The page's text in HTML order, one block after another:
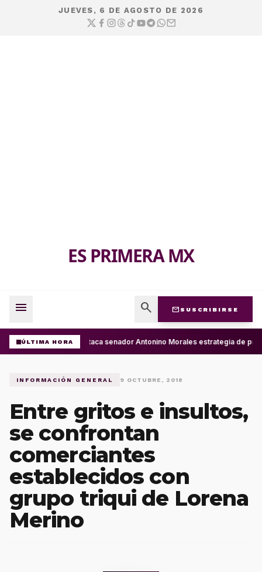
JUEVES, 6 DE AGOSTO DE 2026
ES PRIMERA MX
menu search mail SUSCRIBIRSE
ÚLTIMA HORA Destaca senador Antonino Morales estrategia de
INFORMACIÓN GENERAL 9 OCTUBRE, 2018
Entre gritos e insultos,
se confrontan
comerciantes
establecidos con
grupo triqui de Lorena
Merino